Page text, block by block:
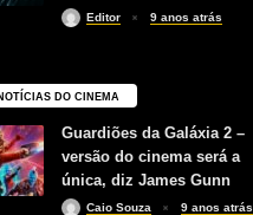
Editor 9 anos atrás
DO CINEMA
Guardiões da Galáxia 2 –
versão do cinema será a
única, diz James Gunn
Caio Souza 9 anos atrás